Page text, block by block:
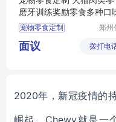
磨牙训练奖励零食多种口
宠物零食定制
宠物零食批发
宠物零食代理
郑州
技有
面议 拨打电
2020年，新冠疫情的
崛起。 Chewy就是一